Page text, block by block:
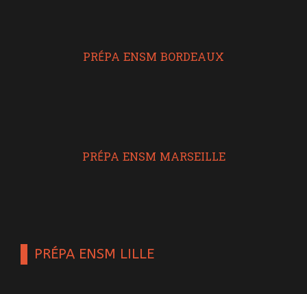
PRÉPA ENSM BORDEAUX
PRÉPA ENSM MARSEILLE
PRÉPA ENSM LILLE